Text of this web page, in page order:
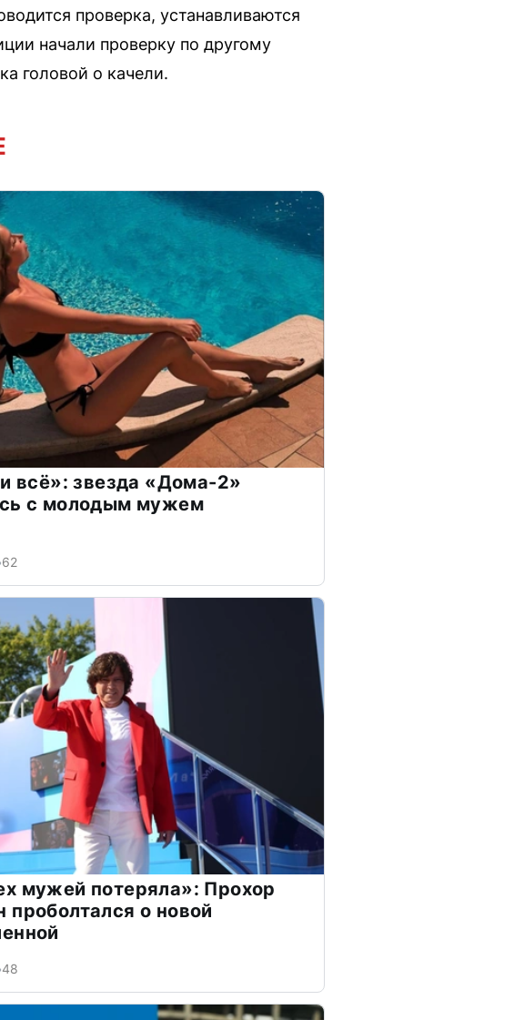
проверка, устанавливаются
начали проверку по другому
головой о качели.
всё»: звезда «Дома-2»
с молодым мужем
62
мужей потеряла»: Прохор
проболтался о новой
48